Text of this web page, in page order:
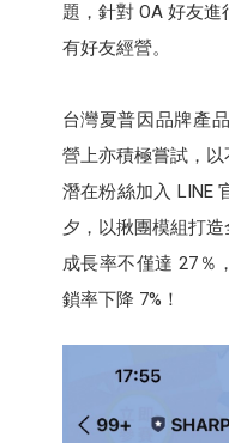
題，針對 OA 好友
有好友經營。
台灣夏普因品牌產
營上亦積極嘗試，
潛在粉絲加入 LINE
夕，以揪團模組打
成長率不僅達 27％
鎖率下降 7%！